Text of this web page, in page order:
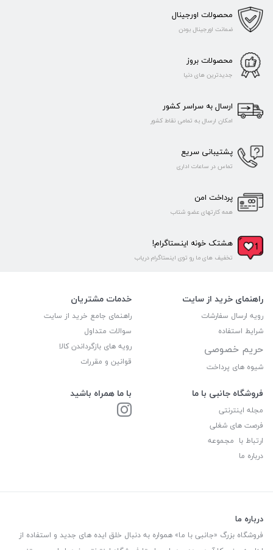
محصولات اورجینال
ضمانت اورجینال بودن
محصولات بروز
جدیدترین های دنیا
ارسال به سراسر کشور
امکان ارسال به تمامی نقاط کشور
پشتیبانی سریع
تماس در ساعات اداری
پرداخت امن
همه کارتهای عضو شتاب
هشتک خونه اینستاگرام!
تخفیف های ما رو توی اینستاگرام دریاب
راهنمای خرید از سایت
رویه ارسال سفارشات
شرایط استفاده
حریم خصوصی
شیوه های پرداخت
خدمات مشتریان
راهنمای جامع خرید از سایت
سوالات متداول
رویه های بازگرداندن کالا
قوانین و مقررات
فروشگاه جانبی با ما
مجله اینترنتی
فرصت های شغلی
ارتباط با مجموعه
درباره ما
با ما همراه باشید
درباره ما
فروشگاه بزرگ «جانبی با ما» همواره به دنبال خلق ایده های جدید و استفاده از